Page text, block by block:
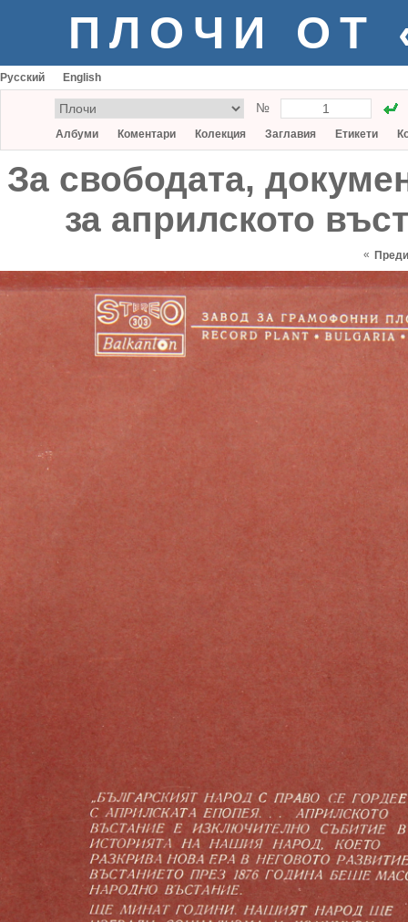
ПЛОЧИ ОТ
Русский English
№
Албуми Коментари Колекция Заглавия Етикети
За свободата,
за априлското
«